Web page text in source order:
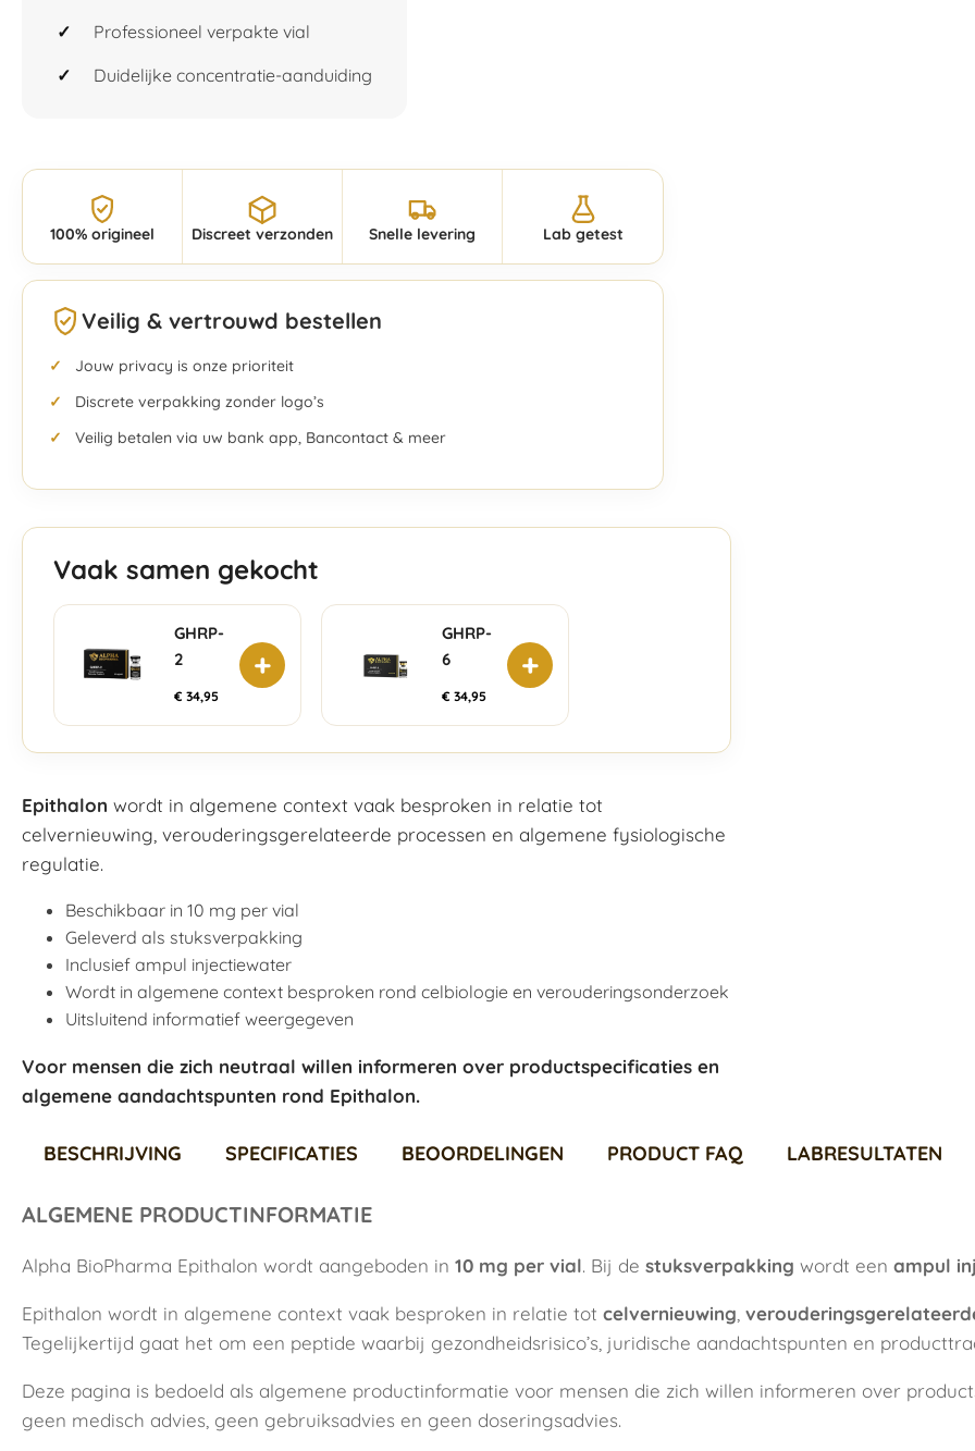
Professioneel verpakte vial
Duidelijke concentratie-aanduiding
100% origineel Discreet verzonden Snelle levering Lab getest
Veilig & vertrouwd bestellen
Jouw privacy is onze prioriteit
Discrete verpakking zonder logo’s
Veilig betalen via uw bank app, Bancontact & meer
Vaak samen gekocht
GHRP-
2
€ 34,95
+
GHRP-
6
€ 34,95
+
Epithalon wordt in algemene context vaak besproken in relatie tot
celvernieuwing, verouderingsgerelateerde processen en algemene fysiologische
regulatie.
Beschikbaar in 10 mg per vial
Geleverd als stuksverpakking
Inclusief ampul injectiewater
Wordt in algemene context besproken rond celbiologie en verouderingsonderzoek
Uitsluitend informatief weergegeven
Voor mensen die zich neutraal willen informeren over productspecificaties en
algemene aandachtspunten rond Epithalon.
BESCHRIJVING SPECIFICATIES BEOORDELINGEN PRODUCT FAQ LABRESULTATEN
ALGEMENE PRODUCTINFORMATIE
Alpha BioPharma Epithalon wordt aangeboden in 10 mg per vial. Bij de stuksverpakking wordt een ampul
Epithalon wordt in algemene context vaak besproken in relatie tot celvernieuwing
Tegelijkertijd gaat het om een peptide waarbij gezondheidsrisico’s, juridische aandachtspunten en
Deze pagina is bedoeld als algemene productinformatie voor mensen die zich willen informeren over
geen medisch advies, geen gebruiksadvies en geen doseringsadvies.